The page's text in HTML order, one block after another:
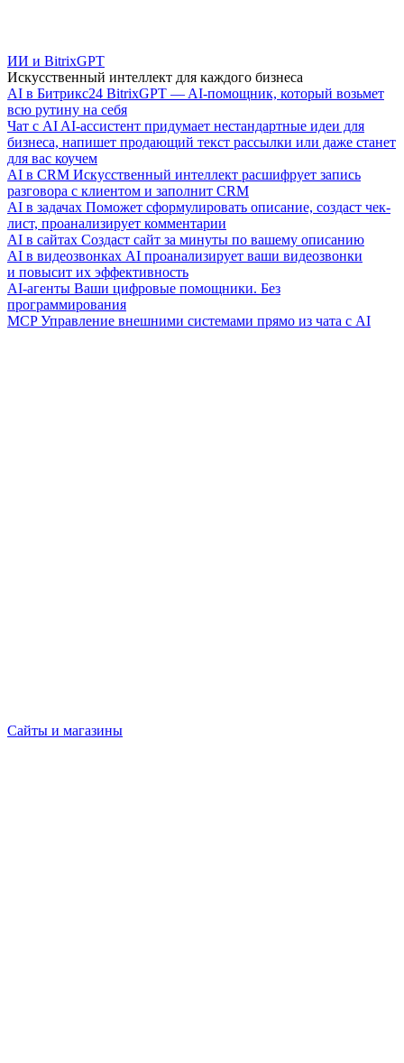
ИИ и BitrixGPT
Искусственный интеллект для каждого бизнеса
AI в Битрикс24 BitrixGPT — AI-помощник, который возьмет
всю рутину на себя
Чат с AI AI-ассистент придумает нестандартные идеи для
бизнеса, напишет продающий текст рассылки или даже станет
для вас коучем
AI в CRM Искусственный интеллект расшифрует запись
разговора с клиентом и заполнит CRM
AI в задачах Поможет сформулировать описание, создаст чек-
лист, проанализирует комментарии
AI в сайтах Создаст сайт за минуты по вашему описанию
AI в видеозвонках AI проанализирует ваши видеозвонки
и повысит их эффективность
AI-агенты Ваши цифровые помощники. Без
программирования
MCP Управление внешними системами прямо из чата с AI
Сайты и магазины